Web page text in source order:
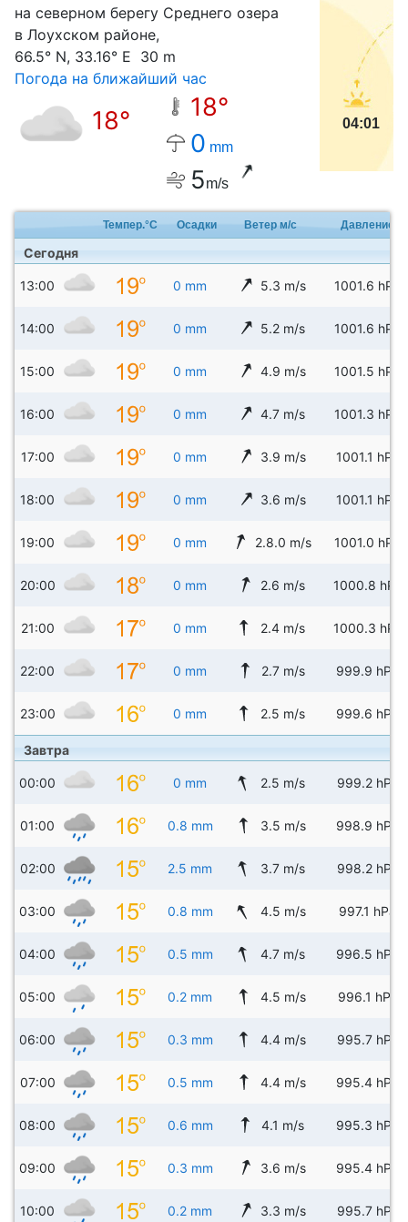
на северном берегу Среднего озера
в Лоухском районе,
66.5° N, 33.16° E 30 m
Погода на ближайший час
18°
18°
0 mm
5m/s
04:01
Темпер.°C Осадки Ветер м/с Давление
Сегодня
13:00 0 mm 5.3 m/s 1001.6 hPa
14:00 0 mm 5.2 m/s 1001.6 hPa
15:00 0 mm 4.9 m/s 1001.5 hPa
16:00 0 mm 4.7 m/s 1001.3 hPa
17:00 0 mm 3.9 m/s 1001.1 hPa
18:00 0 mm 3.6 m/s 1001.1 hPa
19:00 0 mm 2.8.0 m/s 1001.0 hPa
20:00 0 mm 2.6 m/s 1000.8 hPa
21:00 0 mm 2.4 m/s 1000.3 hPa
22:00 0 mm 2.7 m/s 999.9 hPa
23:00 0 mm 2.5 m/s 999.6 hPa
Завтра
00:00 0 mm 2.5 m/s 999.2 hPa
01:00 0.8 mm 3.5 m/s 998.9 hPa
02:00 2.5 mm 3.7 m/s 998.2 hPa
03:00 0.8 mm 4.5 m/s 997.1 hPa
04:00 0.5 mm 4.7 m/s 996.5 hPa
05:00 0.2 mm 4.5 m/s 996.1 hPa
06:00 0.3 mm 4.4 m/s 995.7 hPa
07:00 0.5 mm 4.4 m/s 995.4 hPa
08:00 0.6 mm 4.1 m/s 995.3 hPa
09:00 0.3 mm 3.6 m/s 995.4 hPa
10:00 0.2 mm 3.3 m/s 995.7 hPa